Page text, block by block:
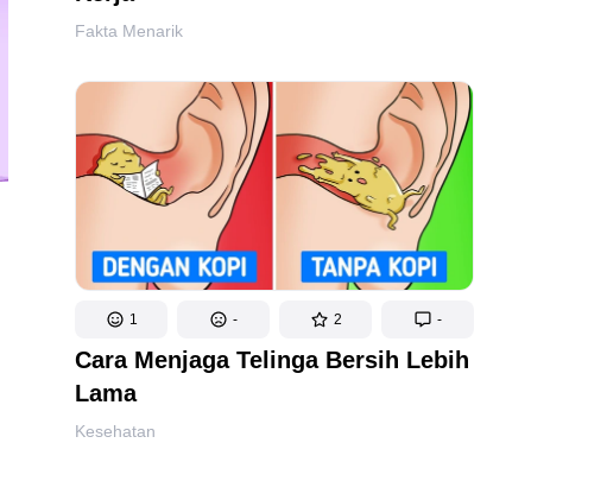
Fakta Menarik
1 - 2 -
Cara Menjaga Telinga Bersih Lebih
Lama
Kesehatan